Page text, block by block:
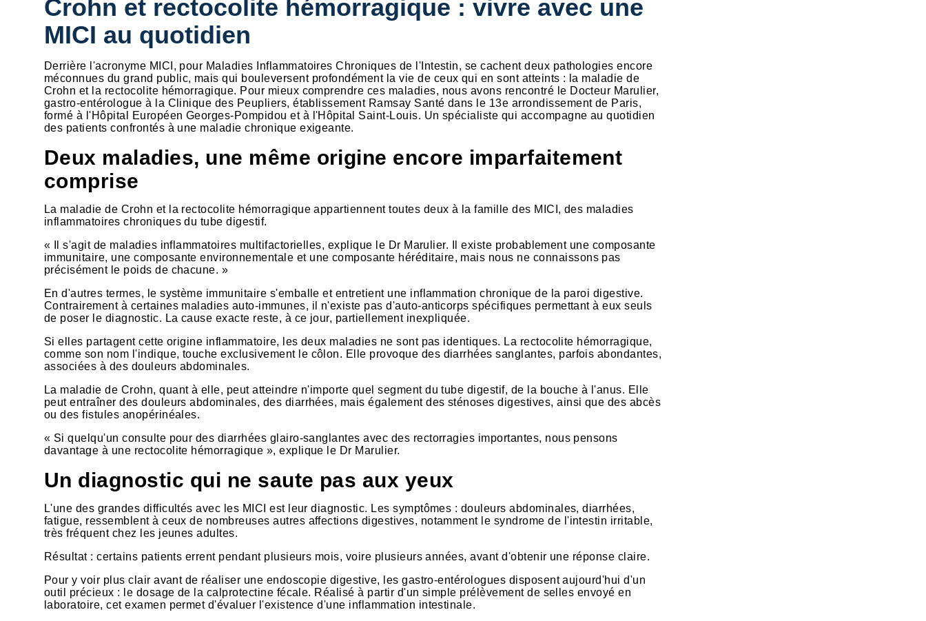
Crohn et rectocolite hémorragique : vivre avec une
MICI au quotidien
Derrière l'acronyme MICI, pour Maladies Inflammatoires Chroniques de l'Intestin, se cachent deux pathologies encore
méconnues du grand public, mais qui bouleversent profondément la vie de ceux qui en sont atteints : la maladie de
Crohn et la rectocolite hémorragique. Pour mieux comprendre ces maladies, nous avons rencontré le Docteur Marulier,
gastro-entérologue à la Clinique des Peupliers, établissement Ramsay Santé dans le 13e arrondissement de Paris,
formé à l'Hôpital Européen Georges-Pompidou et à l'Hôpital Saint-Louis. Un spécialiste qui accompagne au quotidien
des patients confrontés à une maladie chronique exigeante.
Deux maladies, une même origine encore imparfaitement
comprise
La maladie de Crohn et la rectocolite hémorragique appartiennent toutes deux à la famille des MICI, des maladies
inflammatoires chroniques du tube digestif.
« Il s'agit de maladies inflammatoires multifactorielles, explique le Dr Marulier. Il existe probablement une composante
immunitaire, une composante environnementale et une composante héréditaire, mais nous ne connaissons pas
précisément le poids de chacune. »
En d'autres termes, le système immunitaire s'emballe et entretient une inflammation chronique de la paroi digestive.
Contrairement à certaines maladies auto-immunes, il n'existe pas d'auto-anticorps spécifiques permettant à eux seuls
de poser le diagnostic. La cause exacte reste, à ce jour, partiellement inexpliquée.
Si elles partagent cette origine inflammatoire, les deux maladies ne sont pas identiques. La rectocolite hémorragique,
comme son nom l'indique, touche exclusivement le côlon. Elle provoque des diarrhées sanglantes, parfois abondantes,
associées à des douleurs abdominales.
La maladie de Crohn, quant à elle, peut atteindre n'importe quel segment du tube digestif, de la bouche à l'anus. Elle
peut entraîner des douleurs abdominales, des diarrhées, mais également des sténoses digestives, ainsi que des abcès
ou des fistules anopérinéales.
« Si quelqu'un consulte pour des diarrhées glairo-sanglantes avec des rectorragies importantes, nous pensons
davantage à une rectocolite hémorragique », explique le Dr Marulier.
Un diagnostic qui ne saute pas aux yeux
L'une des grandes difficultés avec les MICI est leur diagnostic. Les symptômes : douleurs abdominales, diarrhées,
fatigue, ressemblent à ceux de nombreuses autres affections digestives, notamment le syndrome de l'intestin irritable,
très fréquent chez les jeunes adultes.
Résultat : certains patients errent pendant plusieurs mois, voire plusieurs années, avant d'obtenir une réponse claire.
Pour y voir plus clair avant de réaliser une endoscopie digestive, les gastro-entérologues disposent aujourd'hui d'un
outil précieux : le dosage de la calprotectine fécale. Réalisé à partir d'un simple prélèvement de selles envoyé en
laboratoire, cet examen permet d'évaluer l'existence d'une inflammation intestinale.